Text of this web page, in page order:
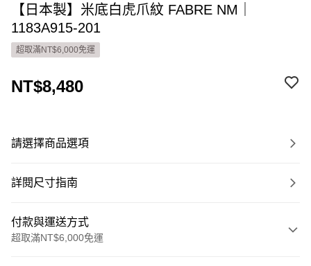
【日本製】米底白虎爪紋 FABRE NM｜
1183A915-201
超取滿NT$6,000免運
NT$8,480
請選擇商品選項
詳閱尺寸指南
付款與運送方式
超取滿NT$6,000免運